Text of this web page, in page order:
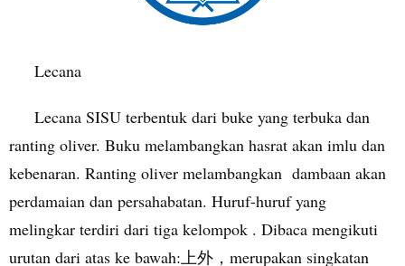
Lecana
Lecana SISU terbentuk dari buke yang terbuka dan
ranting oliver. Buku melambangkan hasrat akan imlu dan
kebenaran. Ranting oliver melambangkan dambaan akan
perdamaian dan persahabatan. Huruf-huruf yang
melingkar terdiri dari tiga kelompok . Dibaca mengikuti
urutan dari atas ke bawah:上外， merupakan singkatan